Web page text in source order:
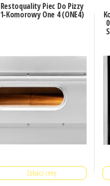
Restoquality Piec Do Pizzy
1-Komorowy One 4 (ONE4)
Zobacz cenę